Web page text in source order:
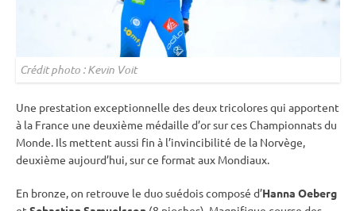
Crédit photo : Kevin Voit
Une prestation exceptionnelle des deux tricolores qui apportent
à la France une deuxième médaille d’or sur cesChampionnats du
Monde. Ils mettent aussi fin à l’invincibilité de la Norvège,
deuxième aujourd’hui, sur ce format aux Mondiaux.
En bronze, on retrouve le duo suédois composé d’Hanna Oeberg